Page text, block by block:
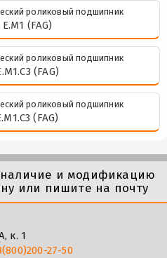
роликовый подшипник
(FAG)
роликовый подшипник
(FAG)
роликовый подшипник
(FAG)
наличие и модификацию
или пишите на почту
к. 1
27-50